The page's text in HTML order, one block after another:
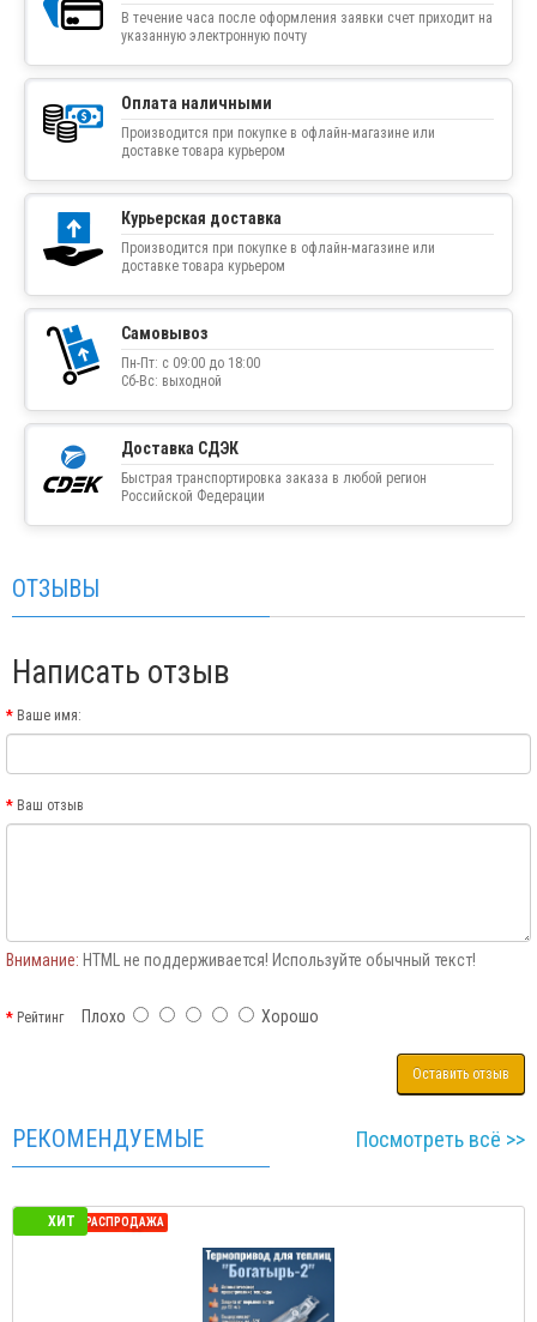
В течение часа после оформления заявки счет приходит на
указанную электронную почту
Оплата наличными
Производится при покупке в офлайн-магазине или
доставке товара курьером
Курьерская доставка
Производится при покупке в офлайн-магазине или
доставке товара курьером
Самовывоз
Пн-Пт: с 09:00 до 18:00
Сб-Вс: выходной
Доставка СДЭК
Быстрая транспортировка заказа в любой регион
Российской Федерации
ОТЗЫВЫ
Написать отзыв
Ваше имя:
Ваш отзыв
Внимание: HTML не поддерживается! Используйте обычный текст!
РейтингПлохо Хорошо
Оставить отзыв
РЕКОМЕНДУЕМЫЕ Посмотреть всё >>
ХИТ
СЕЗОННАЯ РАСПРОДАЖА